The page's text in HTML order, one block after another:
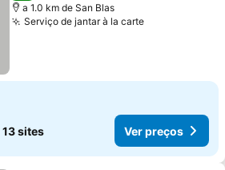
a 1.0 km de San Blas
Serviço de jantar à la carte
13 sites Ver preços